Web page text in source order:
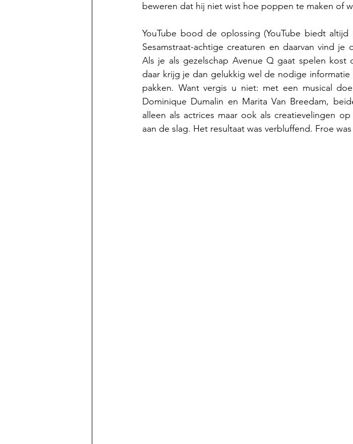
beweren dat hij niet wist hoe poppen te maken of
YouTube bood de oplossing (YouTube biedt
Sesamstraat-achtige creaturen en daarvan vind
Als je als gezelschap Avenue Q gaat spelen
daar krijg je dan gelukkig wel de nodige
pakken. Want vergis u niet: met een musical
Dominique Dumalin en Marita Van Breedam,
alleen als actrices maar ook als creatievelingen
aan de slag. Het resultaat was verbluffend. Froe